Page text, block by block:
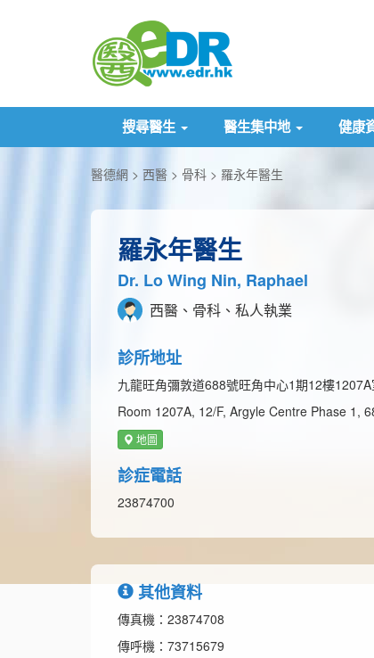
搜尋醫生 醫生集中地 健康
醫德網 西醫 骨科 羅永年醫生
羅永年醫生
Dr. Lo Wing Nin, Raphael
西醫、骨科、私人執業
診所地址
九龍旺角彌敦道688號旺角中心1期12樓1207A
Room 1207A, 12/F, Argyle Centre Phase 1,
地圖
診症電話
23874700
其他資料
傳真機：23874708
傳呼機：73715679